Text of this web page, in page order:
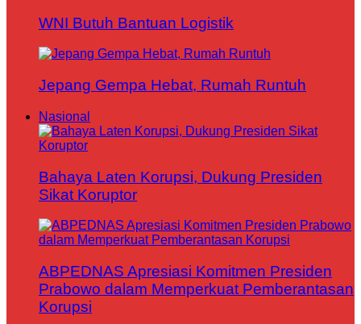
WNI Butuh Bantuan Logistik
Jepang Gempa Hebat, Rumah Runtuh
Nasional
Bahaya Laten Korupsi, Dukung Presiden
Sikat Koruptor
ABPEDNAS Apresiasi Komitmen Presiden
Prabowo dalam Memperkuat Pemberantasan
Korupsi